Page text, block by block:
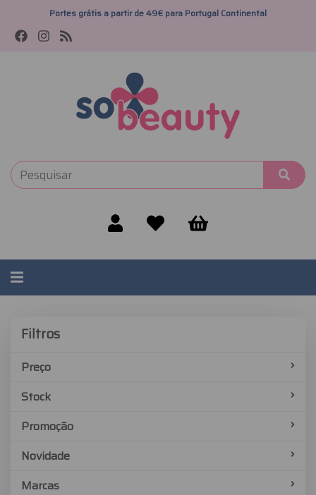
Portes grátis a partir de 49€ para Portugal Continental
Alternar
navegação
Filtros
Preço
Stock
Promoção
Novidade
Marcas